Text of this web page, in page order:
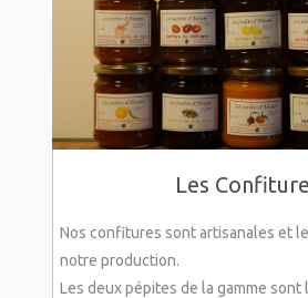
Les
Nos confitures sont artisanales et
notre production.
Les deux pépites de la gamme sont